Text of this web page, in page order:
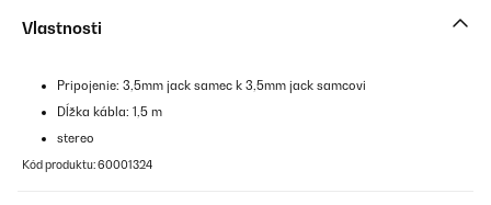
Vlastnosti
Pripojenie: 3,5mm jack samec k 3,5mm jack samcovi
Dĺžka kábla: 1,5 m
stereo
Kód produktu: 60001324